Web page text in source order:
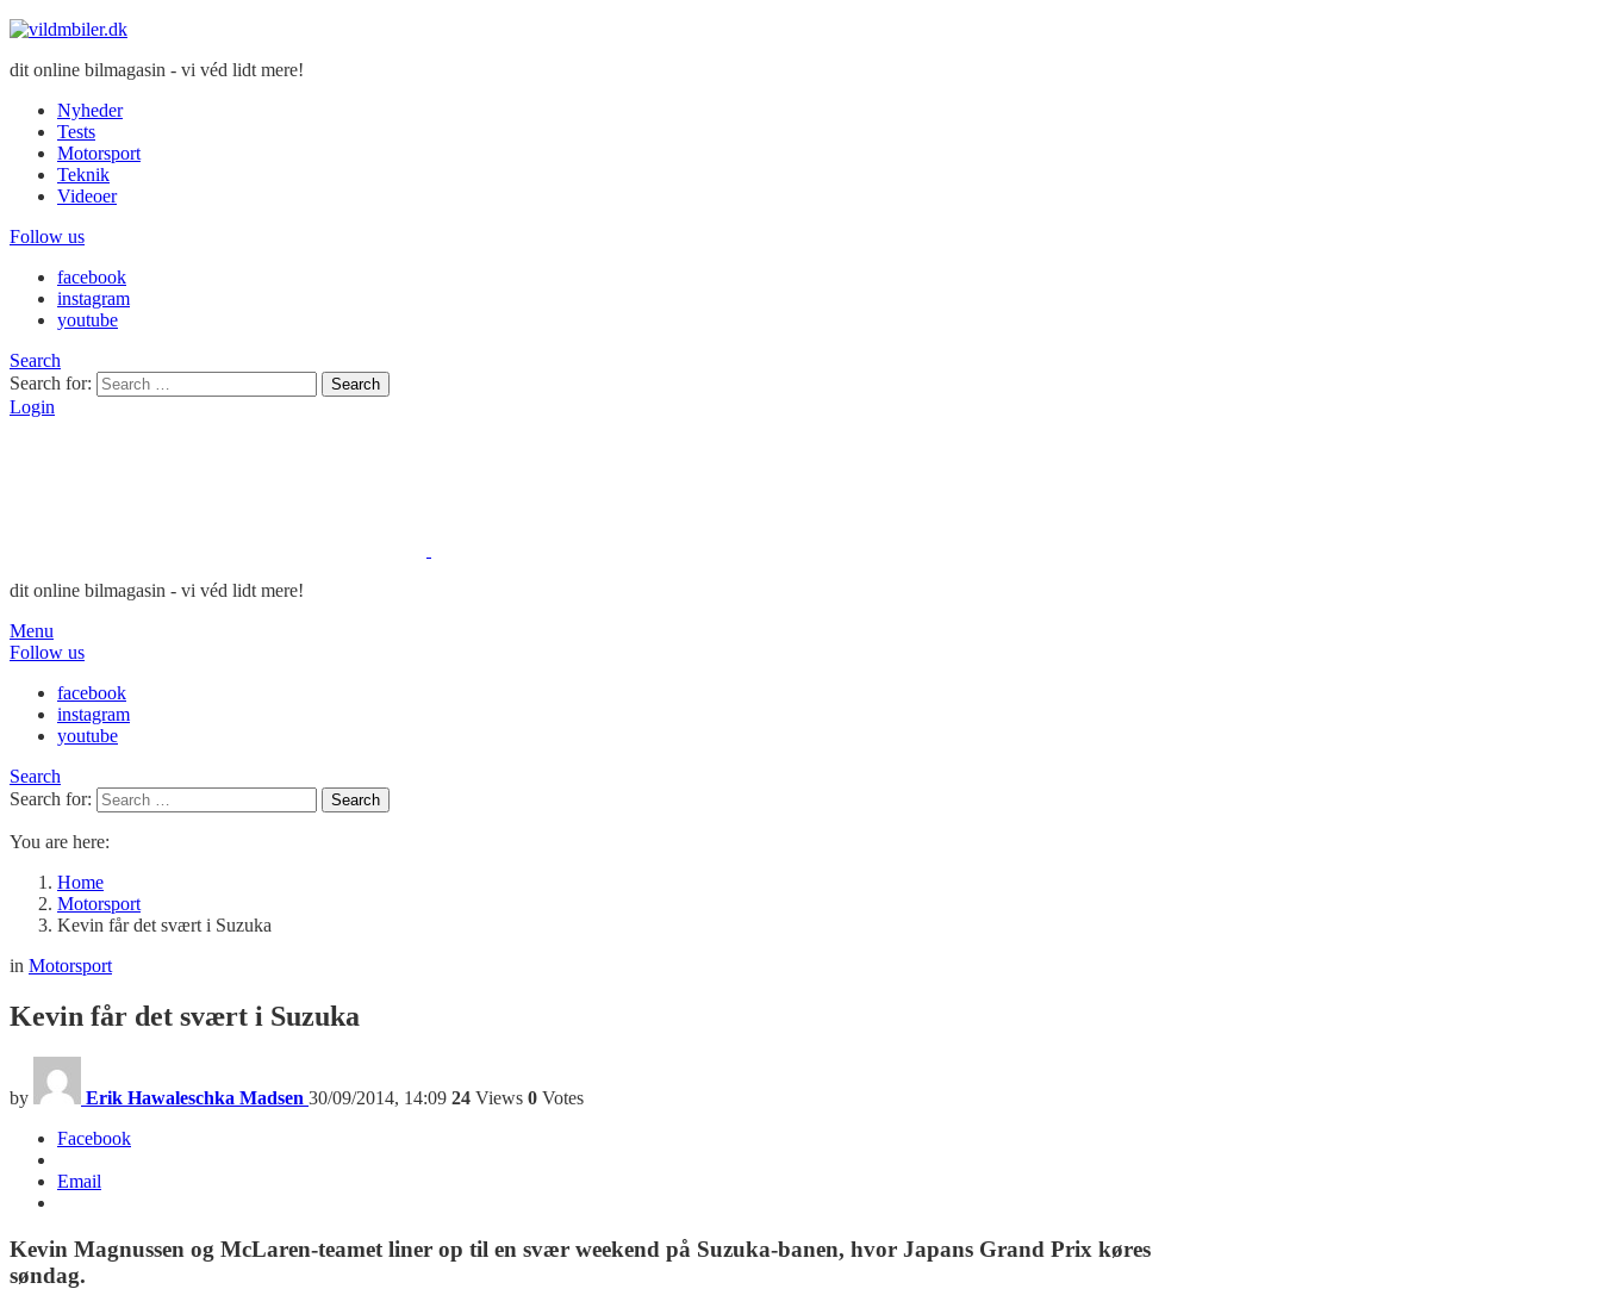
dit online bilmagasin - vi véd lidt mere!
Nyheder
Tests
Motorsport
Teknik
Videoer
Follow us
facebook
instagram
youtube
Search
Search for:
Search
Login
dit online bilmagasin - vi véd lidt mere!
Menu
Follow us
facebook
instagram
youtube
Search
Search for:
Search
You are here:
Home
Motorsport
Kevin får det svært i Suzuka
in Motorsport
Kevin får det svært i Suzuka
by Erik Hawaleschka Madsen 30/09/2014, 14:09 24 Views 0 Votes
Facebook
Email
Kevin Magnussen og McLaren-teamet liner op til en svær weekend på Suzuka-banen, hvor Japans Grand Prix køres
søndag.